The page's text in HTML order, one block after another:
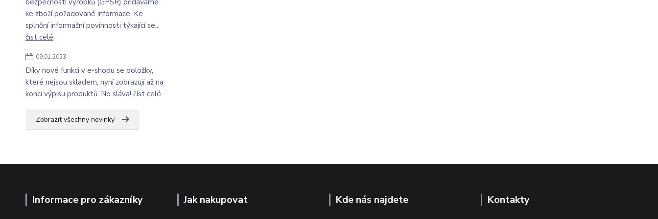
bezpečnosti výrobků (GPSR) přidáváme
ke zboží požadované informace. Ke
splnění informační povinnosti týkající se...
číst celé
09.01.2023
Díky nové funkci v e-shopu se položky,
které nejsou skladem, nyní zobrazují až na
konci výpisu produktů. No sláva! číst celé
Zobrazit všechny novinky
Informace pro zákazníky Jak nakupovat Kde nás najdete Kontakty